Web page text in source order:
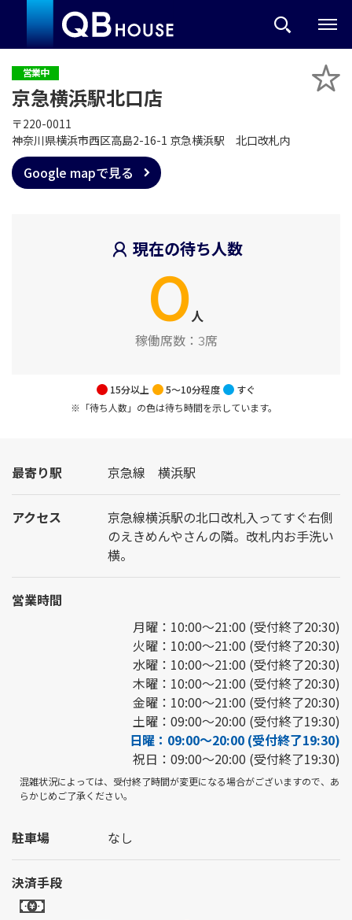
営業中
京急横浜駅北口店
〒220-0011
神奈川県横浜市西区高島2-16-1 京急横浜駅 北口改札内
Google mapで見る
現在の待ち人数
0人
稼働席数： 3席
15分以上 5～10分程度
すぐ
※「待ち人数」の色は待ち時間を示しています。
最寄り駅 京急線 横浜駅
アクセス
京急線横浜駅の北口改札入ってすぐ右側
のえきめんやさんの隣。改札内お手洗い
横。
営業時間
月曜：10:00～21:00 (受付終了20:30)
火曜：10:00～21:00 (受付終了20:30)
水曜：10:00～21:00 (受付終了20:30)
木曜：10:00～21:00 (受付終了20:30)
金曜：10:00～21:00 (受付終了20:30)
土曜：09:00～20:00 (受付終了19:30)
日曜：09:00～20:00 (受付終了19:30)
祝日：09:00～20:00 (受付終了19:30)
混雑状況によっては、受付終了時間が変更になる場合がございますので、あ
らかじめご了承ください。
駐車場 なし
決済手段